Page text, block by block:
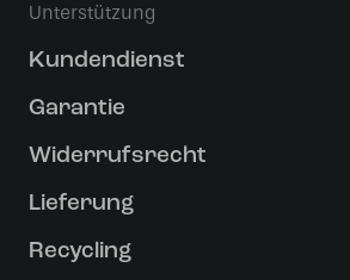
Unterstützung
Kundendienst
Garantie
Widerrufsrecht
Lieferung
Recycling